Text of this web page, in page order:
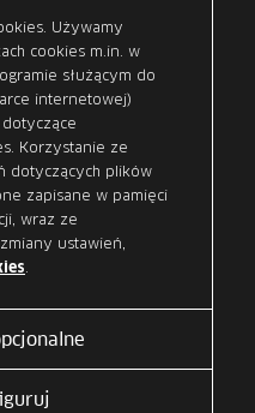
Wniosek
usług, jak
płatniczych
w
oraz
o dokonanej
np.
ZUS.
tym związane
klientem
już Twojego
Używamy
cookies m.in. w
służącym do
internetowej)
Korzystanie ze
dotyczących plików
zapisane w pamięci
wraz ze
ustawień,
.